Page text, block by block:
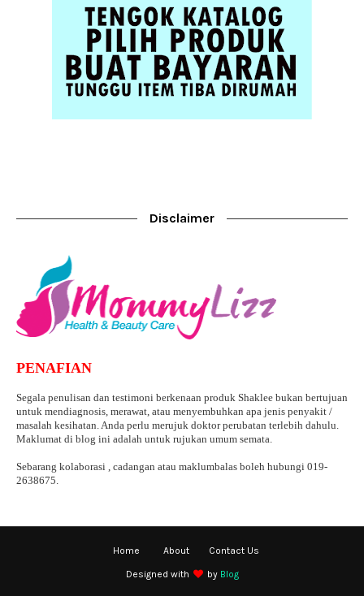
Disclaimer
PENAFIAN
Segala penulisan dan testimoni berkenaan produk Shaklee bukan bertujuan
untuk mendiagnosis, merawat, atau menyembuhkan apa jenis penyakit /
masalah kesihatan. Anda perlu merujuk doktor perubatan terlebih dahulu.
Maklumat di blog ini adalah untuk rujukan umum semata.
Sebarang kolaborasi , cadangan atau maklumbalas boleh hubungi 019-
2638675.
Home About Contact Us
Designed with by Blog